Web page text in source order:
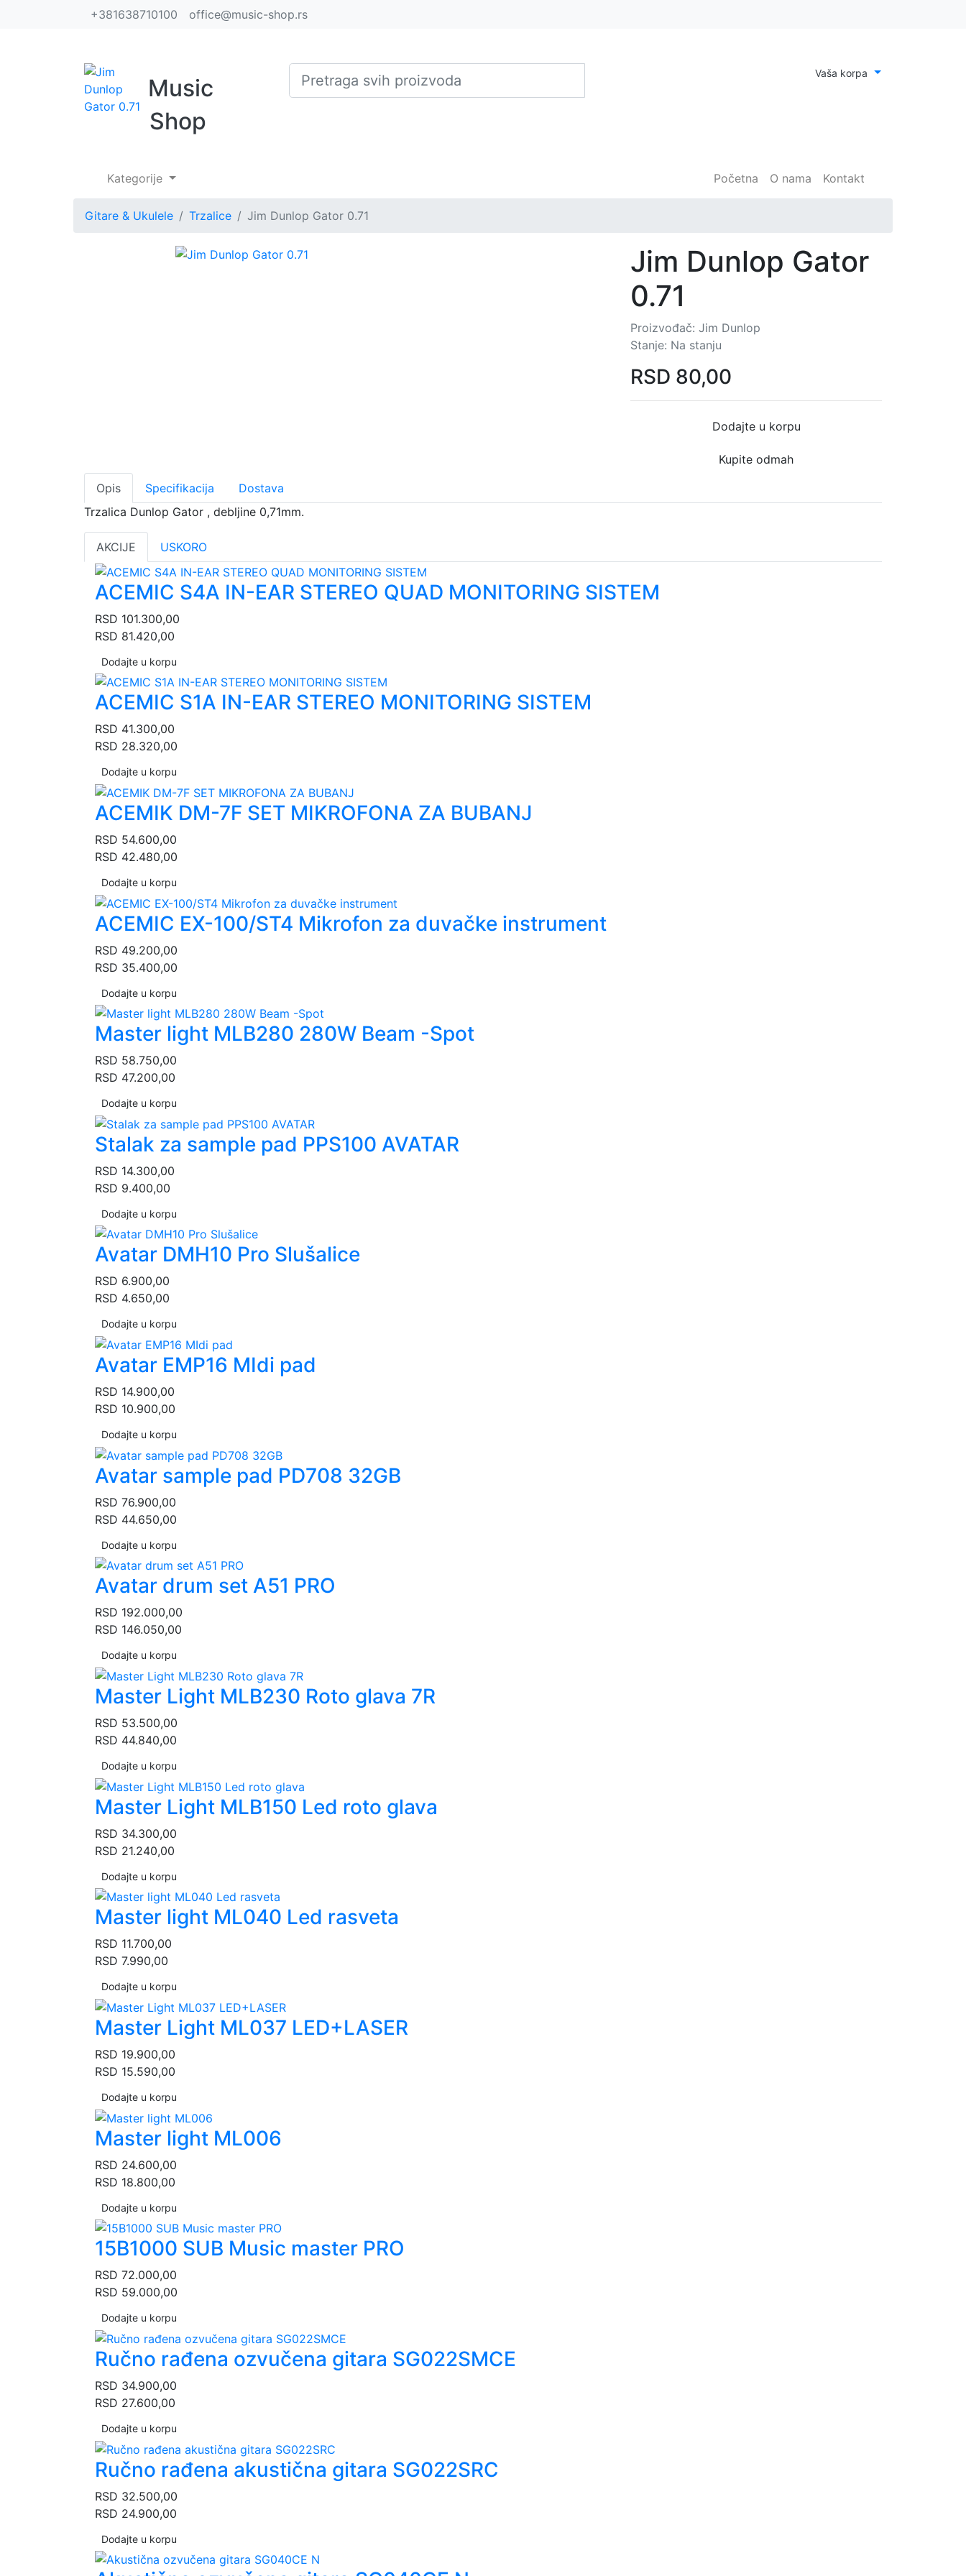
+381638710100 office@music-shop.rs
Music
Shop
Vaša korpa
Kategorije Početna (current)
O nama Kontakt
Gitare & Ukulele Trzalice Jim Dunlop Gator 0.71
Jim Dunlop Gator
0.71
Proizvođač: Jim Dunlop
Stanje: Na stanju
RSD 80,00
Dodajte u korpu
Kupite odmah
Opis
Specifikacija
Dostava
Trzalica Dunlop Gator , debljine 0,71mm.
AKCIJE USKORO
ACEMIC S4A IN-EAR STEREO QUAD MONITORING SISTEM
RSD 101.300,00
RSD 81.420,00
Dodajte u korpu
ACEMIC S1A IN-EAR STEREO MONITORING SISTEM
RSD 41.300,00
RSD 28.320,00
Dodajte u korpu
ACEMIK DM-7F SET MIKROFONA ZA BUBANJ
RSD 54.600,00
RSD 42.480,00
Dodajte u korpu
ACEMIC EX-100/ST4 Mikrofon za duvačke instrument
RSD 49.200,00
RSD 35.400,00
Dodajte u korpu
Master light MLB280 280W Beam -Spot
RSD 58.750,00
RSD 47.200,00
Dodajte u korpu
Stalak za sample pad PPS100 AVATAR
RSD 14.300,00
RSD 9.400,00
Dodajte u korpu
Avatar DMH10 Pro Slušalice
RSD 6.900,00
RSD 4.650,00
Dodajte u korpu
Avatar EMP16 MIdi pad
RSD 14.900,00
RSD 10.900,00
Dodajte u korpu
Avatar sample pad PD708 32GB
RSD 76.900,00
RSD 44.650,00
Dodajte u korpu
Avatar drum set A51 PRO
RSD 192.000,00
RSD 146.050,00
Dodajte u korpu
Master Light MLB230 Roto glava 7R
RSD 53.500,00
RSD 44.840,00
Dodajte u korpu
Master Light MLB150 Led roto glava
RSD 34.300,00
RSD 21.240,00
Dodajte u korpu
Master light ML040 Led rasveta
RSD 11.700,00
RSD 7.990,00
Dodajte u korpu
Master Light ML037 LED+LASER
RSD 19.900,00
RSD 15.590,00
Dodajte u korpu
Master light ML006
RSD 24.600,00
RSD 18.800,00
Dodajte u korpu
15B1000 SUB Music master PRO
RSD 72.000,00
RSD 59.000,00
Dodajte u korpu
Ručno rađena ozvučena gitara SG022SMCE
RSD 34.900,00
RSD 27.600,00
Dodajte u korpu
Ručno rađena akustična gitara SG022SRC
RSD 32.500,00
RSD 24.900,00
Dodajte u korpu